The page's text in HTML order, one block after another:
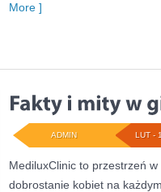
More ]
LUT -
ADMIN
MediluxClinic to przestrzeń
dobrostanie kobiet na